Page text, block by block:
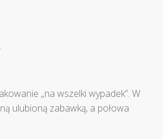
„na wszelki wypadek”. W
ulubioną zabawką, a połowa